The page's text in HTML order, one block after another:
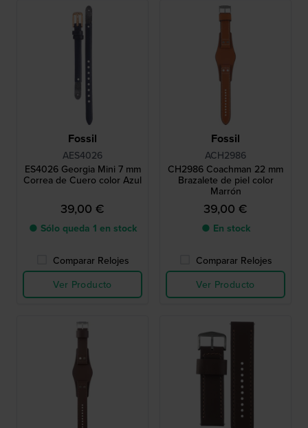
Fossil
AES4026
ES4026 Georgia Mini 7 mm
Correa de Cuero color Azul
39,00 €
● Sólo queda 1 en stock
Comparar Relojes
Ver Producto
Fossil
ACH2986
CH2986 Coachman 22 mm
Brazalete de piel color
Marrón
39,00 €
● En stock
Comparar Relojes
Ver Producto